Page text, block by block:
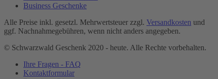
Business Geschenke
Alle Preise inkl. gesetzl. Mehrwertsteuer zzgl. Versandkosten und
ggf. Nachnahmegebühren, wenn nicht anders angegeben.
© Schwarzwald Geschenk 2020 - heute. Alle Rechte vorbehalten.
Ihre Fragen - FAQ
Kontaktformular